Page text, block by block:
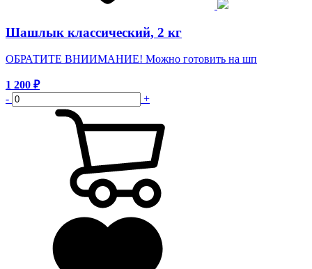
Шашлык классический, 2 кг
ОБРАТИТЕ ВНИИМАНИЕ! Можно готовить на шп
1 200 ₽
-
+